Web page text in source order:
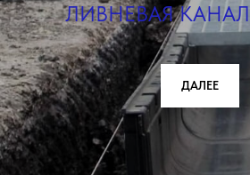
ЛИВНЕВАЯ
ДАЛЕЕ